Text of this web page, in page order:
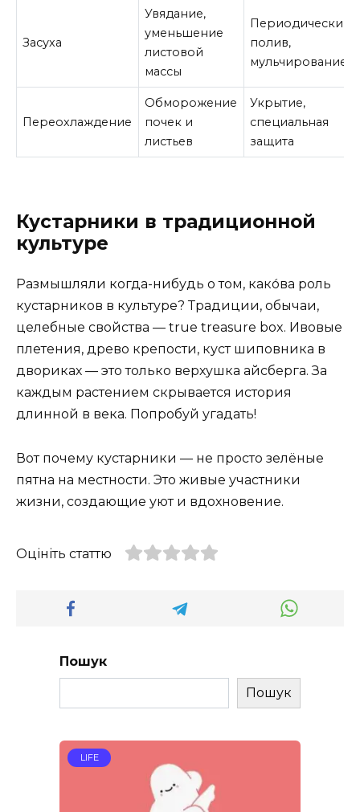
Засуха
Увядание,
уменьшение
листовой
массы
Периодический
полив,
мульчирование
Переохлаждение
Обморожение
почек и
листьев
Укрытие,
специальная
защита
Кустарники в традиционной
культуре
Размышляли когда-нибудь о том, како́ва роль
кустарников в культуре? Традиции, обычаи,
целебные свойства — true treasure box. Ивовые
плетения, древо крепости, куст шиповника в
двориках — это только верхушка айсберга. За
каждым растением скрывается история
длинной в века. Попробуй угадать!
Вот почему кустарники — не просто зелёные
пятна на местности. Это живые участники
жизни, создающие уют и вдохновение.
Оцініть статтю
Пошук
Пошук
LIFE